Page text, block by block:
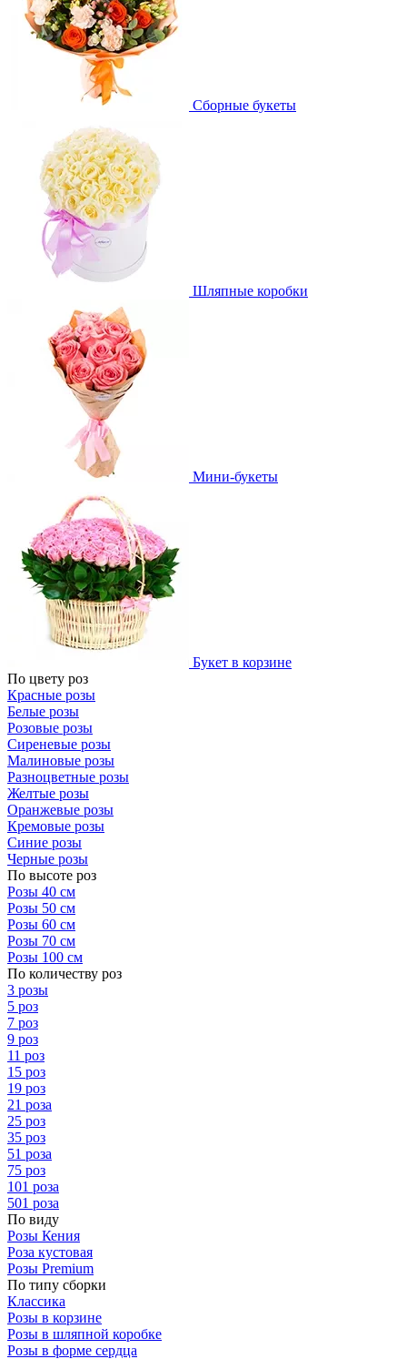
Сборные букеты
Шляпные коробки
Мини-букеты
Букет в корзине
По цвету роз
Красные розы
Белые розы
Розовые розы
Сиреневые розы
Малиновые розы
Разноцветные розы
Желтые розы
Оранжевые розы
Кремовые розы
Синие розы
Черные розы
По высоте роз
Розы 40 см
Розы 50 см
Розы 60 см
Розы 70 см
Розы 100 см
По количеству роз
3 розы
5 роз
7 роз
9 роз
11 роз
15 роз
19 роз
21 роза
25 роз
35 роз
51 роза
75 роз
101 роза
501 роза
По виду
Розы Кения
Роза кустовая
Розы Premium
По типу сборки
Классика
Розы в корзине
Розы в шляпной коробке
Розы в форме сердца